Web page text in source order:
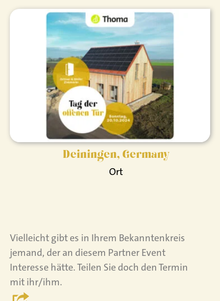
Deiningen, Germany
Ort
Vielleicht gibt es in Ihrem Bekanntenkreis
jemand, der an diesem Partner Event
Interesse hätte. Teilen Sie doch den Termin
mit ihr/ihm.